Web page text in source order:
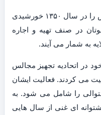
ظروف کرایه معلم‌کلایه تجهیز مجالس را در سال ۱۳۵۰ خورشیدی
در صنف تهیه و اجاره
به شمار می آیند.
در اتحادیه تجهیز مجالس
می کردند. فعالیت ایشان
۲۵ سال در ۵ دوره متوالی را شامل می شود. به
ای غنی از سال هایی